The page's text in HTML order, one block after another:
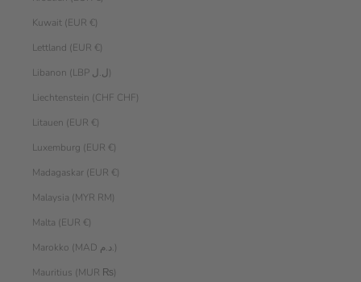
Kuwait (EUR €)
Lettland (EUR €)
Libanon (LBP ل.ل)
Liechtenstein (CHF CHF)
Litauen (EUR €)
Luxemburg (EUR €)
Madagaskar (EUR €)
Malaysia (MYR RM)
Malta (EUR €)
Marokko (MAD د.م.)
Mauritius (MUR ₨)